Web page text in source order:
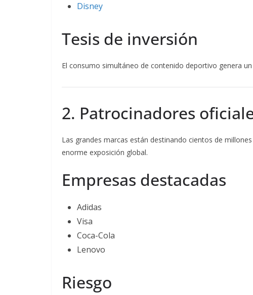
Disney
Tesis de inversión
El consumo simultáneo de contenido deportivo genera
2. Patrocinadores
Las grandes marcas están destinando cientos de
enorme exposición global.
Empresas destacadas
Adidas
Visa
Coca-Cola
Lenovo
Riesgo